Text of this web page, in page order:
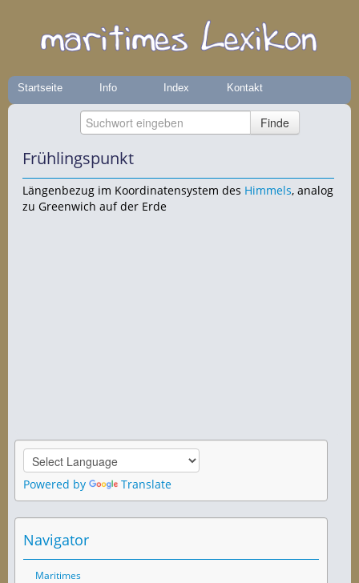
Startseite Info Index Kontakt
Frühlingspunkt
Längenbezug im Koordinatensystem des Himmels, analog
zu Greenwich auf der Erde
Powered by Translate
Navigator
Maritimes